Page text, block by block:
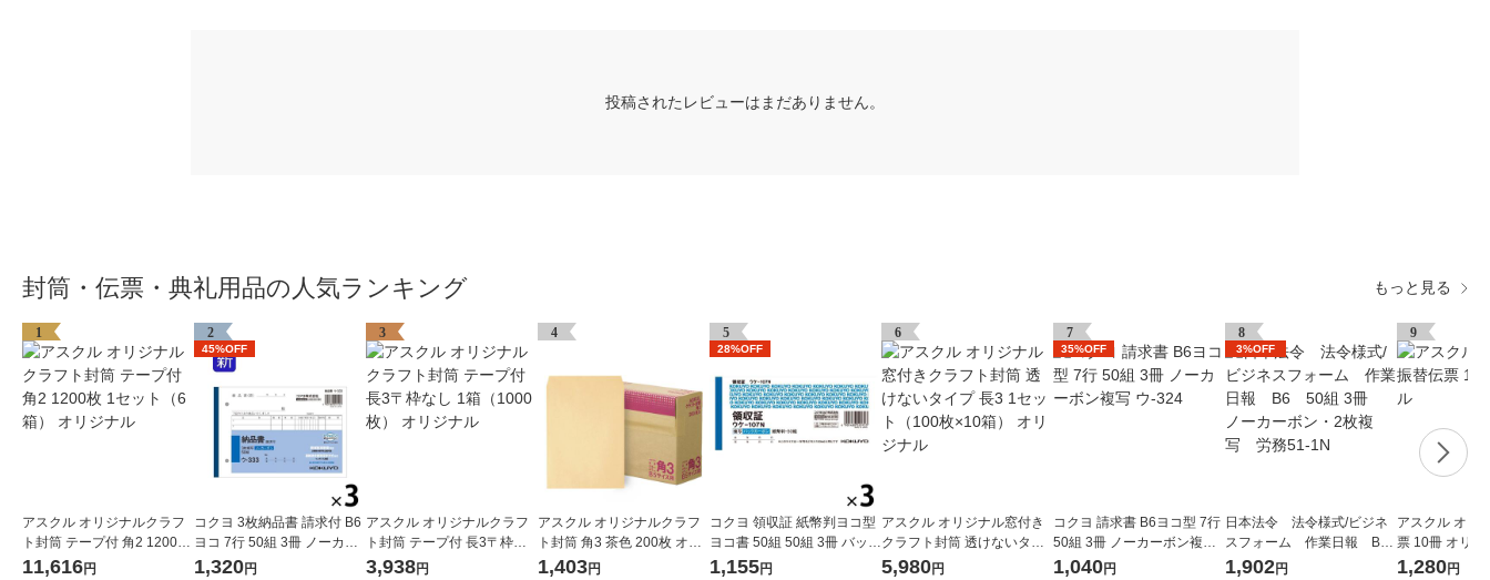
投稿されたレビューはまだありません。
封筒・伝票・典礼用品の人気ランキング もっと見る
1
アスクル オリジナルクラフ
ト封筒 テープ付 角2 1200枚
1セット（6箱） オリジナル
11,616円
2
45%OFF
コクヨ 3枚納品書 請求付 B6
ヨコ 7行 50組 3冊 ノーカー
ボン複写 ウ-333
1,320円
3
アスクル オリジナルクラフ
ト封筒 テープ付 長3〒枠な
し 1箱（1000枚） オリジナ
3,938円
4
アスクル オリジナルクラフ
ト封筒 角3 茶色 200枚 オリ
ジナル
1,403円
5
28%OFF
コクヨ 領収証 紙幣判ヨコ型
ヨコ書 50組 50組 3冊 バック
カーボン複写 ウケ-107N
1,155円
6
アスクル オリジナル窓付き
クラフト封筒 透けないタイ
プ 長3 1セット（100枚×10
5,980円
7
35%OFF
コクヨ 請求書 B6ヨコ型 7行
50組 3冊 ノーカーボン複写
ウ-324
1,040円
8
3%OFF
日本法令 法令様式/ビジネ
スフォーム 作業日報 B6
50組 3冊 ノーカーボ
1,902円
9
アスクル オリ
票 10冊 オ
1,280円